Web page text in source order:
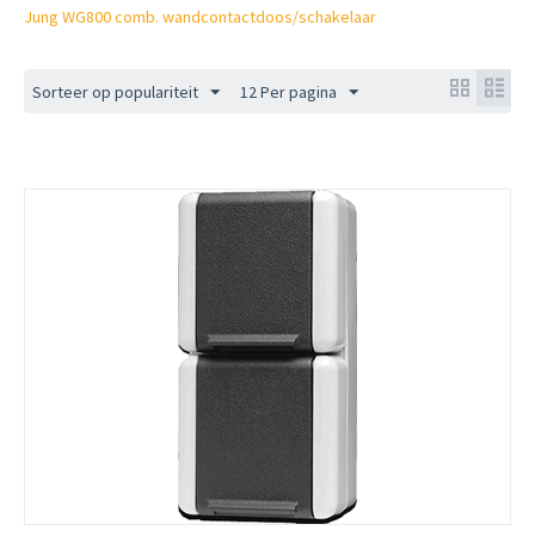
Jung WG800 comb. wandcontactdoos/schakelaar
Sorteer op populariteit 12 Per pagina